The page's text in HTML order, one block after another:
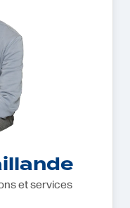
et services